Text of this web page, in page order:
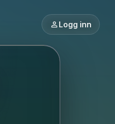
person Logg inn